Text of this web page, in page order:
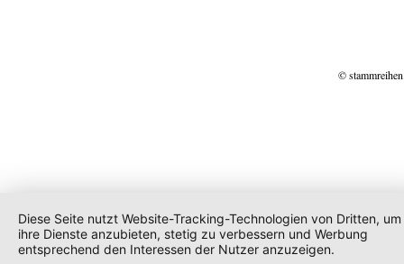
©
Diese Seite nutzt Website-Tracking-Technologien von Dritten, um
ihre Dienste anzubieten, stetig zu verbessern und Werbung
entsprechend den Interessen der Nutzer anzuzeigen.